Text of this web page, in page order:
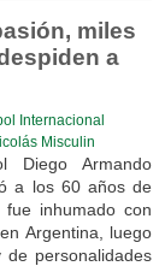
miles
a
Internacional
Misculin
Diego Armando
a los 60 años de
inhumado con
Argentina, luego
personalidades